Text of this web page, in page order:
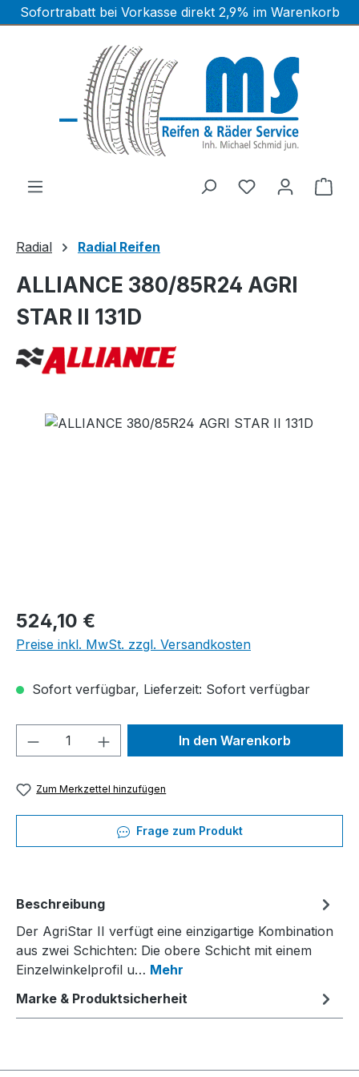
Zum Hauptinhalt springen
Sofortrabatt bei Vorkasse direkt 2,9% im Warenkorb
Radial Radial Reifen
ALLIANCE 380/85R24 AGRI
STAR II 131D
Bildergalerie überspringen
Regulärer Preis:
524,10 €
Preise inkl. MwSt. zzgl. Versandkosten
Sofort verfügbar, Lieferzeit: Sofort verfügbar
Produkt Anzahl: Gib denIn den Warenkorb
Zum Merkzettel hinzufügen
Frage zum Produkt
Beschreibung
Der AgriStar II verfügt eine einzigartige Kombination
aus zwei Schichten: Die obere Schicht mit einem
Einzelwinkelprofil u… Mehr
Marke & Produktsicherheit